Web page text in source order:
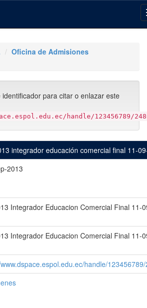
Oficina de Admisiones
identificador para citar o enlazar este
handle/123456789/
integrador educación comercial final 11-
2013
Integrador Educacion Comercial Final 11-
Integrador Educacion Comercial Final 11-
handle/